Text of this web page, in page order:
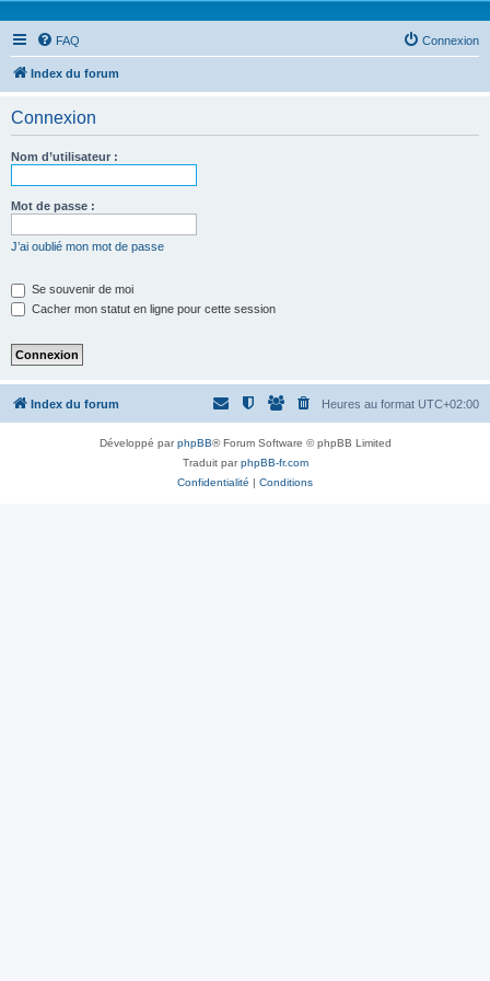
FAQ Connexion
Index du forum
Connexion
Nom d’utilisateur :
Mot de passe :
J’ai oublié mon mot de passe
Se souvenir de moi
Cacher mon statut en ligne pour cette session
Index du forum Heures au format UTC+02:00
Développé parphpBB® Forum Software © phpBB Limited
Traduit parphpBB-fr.com
Confidentialité | Conditions